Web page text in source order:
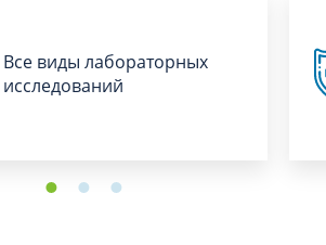
Все виды лабораторных
исследований